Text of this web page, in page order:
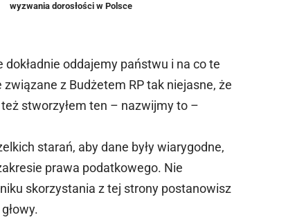
wyzwania dorosłości w Polsce
oddajemy państwu i na co te
z Budżetem RP tak niejasne, że
stworzyłem ten – nazwijmy to –
starań, aby dane były wiarygodne,
prawa podatkowego. Nie
skorzystania z tej strony postanowisz